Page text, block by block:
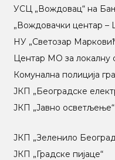
УСЦ „Вождовац“ на
„Вождовачки центар –
НУ „Светозар
Центар МO за
Комунална полиција
ЈКП „Београдске
ЈКП „Јавно осветљење“
ЈКП „Зеленило
ЈКП „Градске пијаце“